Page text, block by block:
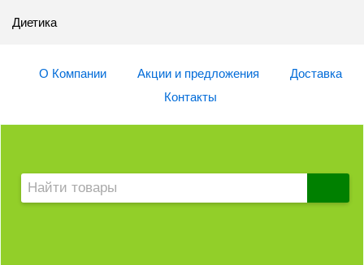
Диетика
О Компании Акции и предложения
Доставка
Контакты